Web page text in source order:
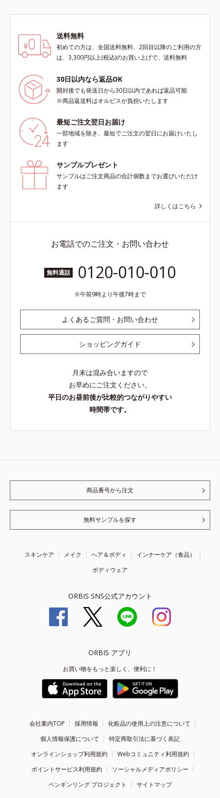
送料無料
初めての方は、全国送料無料、2回目以降のご利用の方
は、3,300円以上(税込)のお買い上げで、送料無料
30日以内なら返品OK
開封後でも発送日から30日以内であれば返品可能
※商品返送料はオルビスが負担いたします
最短ご注文翌日お届け
一部地域を除き、最短でご注文の翌日にお届けいたし
ます
サンプルプレゼント
サンプルはご注文商品の合計個数までお選びいただけ
ます
詳しくはこちら
お電話でのご注文・お問い合わせ
無料通話 0120-010-010
午前9時より午後7時まで
よくあるご質問・お問い合わせ
ショッピングガイド
月末は混み合いますので
お早めにご注文ください。
平日のお昼前後が比較的つながりやすい
時間帯です。
商品番号から注文
無料サンプルを探す
スキンケア メイク ヘア＆ボディ
インナーケア（食品）
ボディウェア
ORBIS SNS公式アカウント
ORBIS アプリ
お買い物をもっと楽しく、便利に！
会社案内TOP 採用情報
化粧品の使用上の注意について
個人情報保護について
特定商取引法に基づく表記
オンラインショップ利用規約
Webコミュニティ利用規約
ポイントサービス利用規約
ソーシャルメディアポリシー
ペンギンリング プロジェクト
サイトマップ